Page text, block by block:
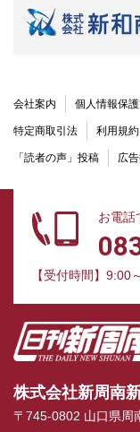
会社案内 個人情報保
特定商取引法 利用規約
「読者の声」投稿 広
お電話
【受付時間】
株式会社新周南
〒745-0802 山口県周